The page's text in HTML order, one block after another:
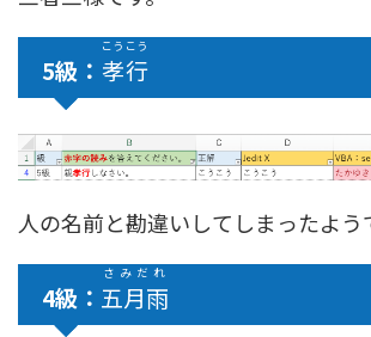
5級： 孝
こう
行
こう
人の名前と勘違いしてしまったよう
4級： 五月雨
さみだれ